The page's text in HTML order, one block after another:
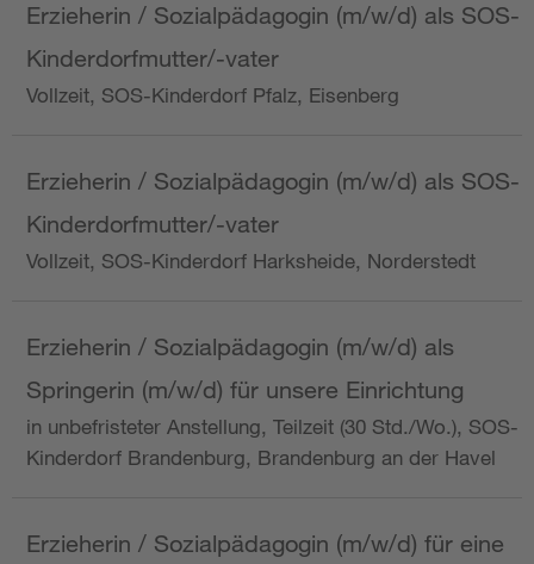
Erzieherin / Sozialpädagogin (m/w/d) als SOS-
Kinderdorfmutter/-vater
Vollzeit, SOS-Kinderdorf Pfalz, Eisenberg
Erzieherin / Sozialpädagogin (m/w/d) als SOS-
Kinderdorfmutter/-vater
Vollzeit, SOS-Kinderdorf Harksheide, Norderstedt
Erzieherin / Sozialpädagogin (m/w/d) als
Springerin (m/w/d) für unsere Einrichtung
in unbefristeter Anstellung, Teilzeit (30 Std./Wo.), SOS-
Kinderdorf Brandenburg, Brandenburg an der Havel
Erzieherin / Sozialpädagogin (m/w/d) für eine